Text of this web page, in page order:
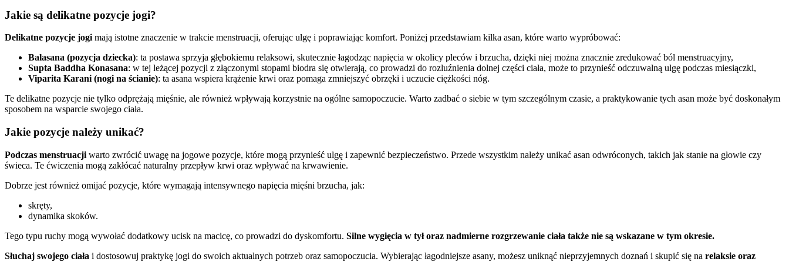
Jakie są delikatne pozycje jogi?
Delikatne pozycje jogimają istotne znaczenie w trakcie menstruacji, oferując ulgę i poprawiając komfort. Poniżej przedstawiam kilka asan, które warto wypróbować:
Balasana (pozycja dziecka): ta postawa sprzyja głębokiemu relaksowi, skutecznie łagodząc napięcia w okolicy pleców i brzucha, dzięki niej można znacznie zredukować ból menstruacyjny,
Supta Baddha Konasana: w tej leżącej pozycji z złączonymi stopami biodra się otwierają, co prowadzi do rozluźnienia dolnej części ciała, może to przynieść odczuwalną ulgę podczas miesiączki,
Viparita Karani (nogi na ścianie): ta asana wspiera krążenie krwi oraz pomaga zmniejszyć obrzęki i uczucie ciężkości nóg.
Te delikatne pozycje nie tylko odprężają mięśnie, ale również wpływają korzystnie na ogólne samopoczucie. Warto zadbać o siebie w tym szczególnym czasie, a praktykowanie tych asan może być doskonałym
sposobem na wsparcie swojego ciała.
Jakie pozycje należy unikać?
Podczas menstruacji warto zwrócić uwagę na jogowe pozycje, które mogą przynieść ulgę i zapewnić bezpieczeństwo. Przede wszystkim należy unikać asan odwróconych, takich jak stanie na głowie czy
świeca. Te ćwiczenia mogą zakłócać naturalny przepływ krwi oraz wpływać na krwawienie.
Dobrze jest również omijać pozycje, które wymagają intensywnego napięcia mięśni brzucha, jak:
skręty,
dynamika skoków.
Tego typu ruchy mogą wywołać dodatkowy ucisk na macicę, co prowadzi do dyskomfortu. Silne wygięcia w tył oraz nadmierne rozgrzewanie ciała także nie są wskazane w tym okresie.
Słuchaj swojego ciała i dostosowuj praktykę jogi do swoich aktualnych potrzeb oraz samopoczucia. Wybierając łagodniejsze asany, możesz uniknąć nieprzyjemnych doznań i skupić się na relaksie oraz